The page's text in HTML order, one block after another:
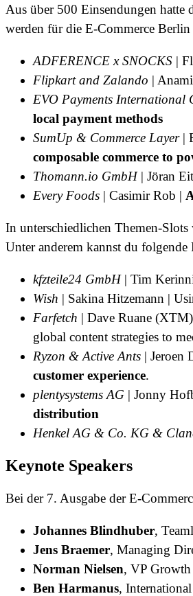
Aus über 500 Einsendungen hatte
werden für die E-Commerce
ADFERENCE x SNOCKS |
Flipkart and Zalando |
EVO Payments International
local payment methods
SumUp & Commerce Layer|
composable commerce to
Thomann.io GmbH | Jöran
Every Foods | Casimir Rob |
In unterschiedlichen Themen-
Unter anderem kannst du folgende
kfzteile24 GmbH| Tim
Wish | Sakina Hitzemann |
Farfetch | Dave Ruane
global content strategies to
Ryzon & Active Ants | Jeroen
customer experience.
plentysystems AG | Jonny
distribution
Henkel AG & Co. KG &
Keynote Speakers
Bei der 7. Ausgabe der E-
Johannes Blindhuber,
Jens Braemer, Managing
Norman Nielsen, VP Growth
Ben Harmanus,